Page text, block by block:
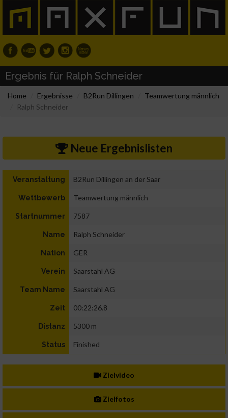
Ergebnis für Ralph Schneider
Home Ergebnisse B2Run Dillingen
Teamwertung männlich
Ralph Schneider
Neue Ergebnislisten
Veranstaltung B2Run Dillingen an der Saar
Wettbewerb Teamwertung männlich
Startnummer 7587
Name Ralph Schneider
Nation GER
Verein Saarstahl AG
Team Name Saarstahl AG
Zeit 00:22:26.8
Distanz 5300 m
Status Finished
Zielvideo
Zielfotos